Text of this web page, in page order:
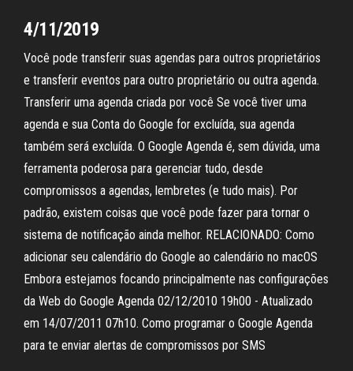
4/11/2019
Você pode transferir suas agendas para outros proprietários
e transferir eventos para outro proprietário ou outra agenda.
Transferir uma agenda criada por você Se você tiver uma
agenda e sua Conta do Google for excluída, sua agenda
também será excluída. O Google Agenda é, sem dúvida, uma
ferramenta poderosa para gerenciar tudo, desde
compromissos a agendas, lembretes (e tudo mais). Por
padrão, existem coisas que você pode fazer para tornar o
sistema de notificação ainda melhor. RELACIONADO: Como
adicionar seu calendário do Google ao calendário no macOS
Embora estejamos focando principalmente nas configurações
da Web do Google Agenda 02/12/2010 19h00 - Atualizado
em 14/07/2011 07h10. Como programar o Google Agenda
para te enviar alertas de compromissos por SMS